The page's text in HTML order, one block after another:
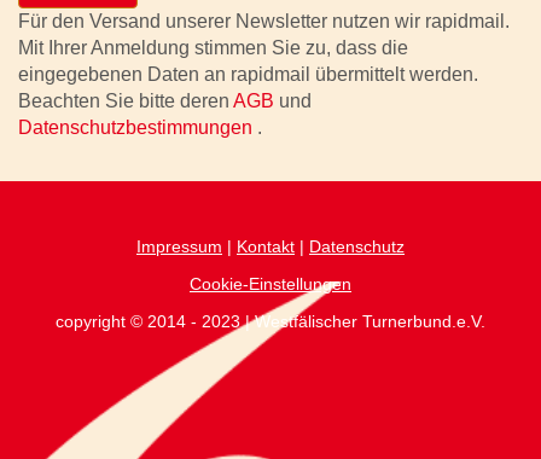
Für den Versand unserer Newsletter nutzen wir rapidmail.
Mit Ihrer Anmeldung stimmen Sie zu, dass die
eingegebenen Daten an rapidmail übermittelt werden.
Beachten Sie bitte deren AGB und
Datenschutzbestimmungen .
Impressum | Kontakt | Datenschutz
Cookie-Einstellungen
copyright © 2014 - 2023 | Westfälischer Turnerbund.e.V.